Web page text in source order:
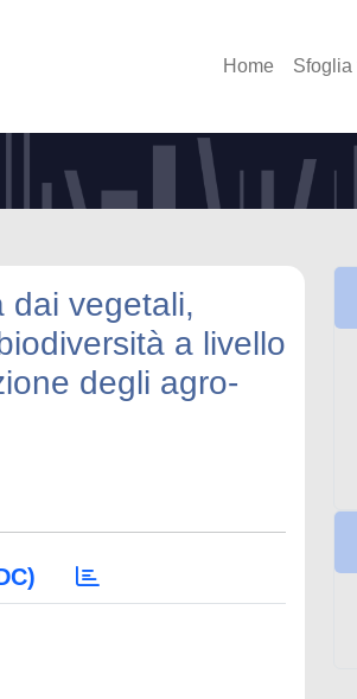
Home Sfoglia
dai vegetali,
a livello
degli agro-